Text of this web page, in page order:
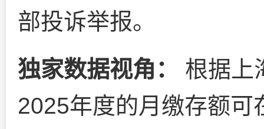
部投诉举报。
独家数据视角：
根据上
2025年度的月缴存额